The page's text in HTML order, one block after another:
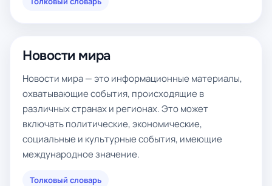
Новости мира
Новости мира — это информационные материалы,
охватывающие события, происходящие в
различных странах и регионах. Это может
включать политические, экономические,
социальные и культурные события, имеющие
международное значение.
Толковый словарь